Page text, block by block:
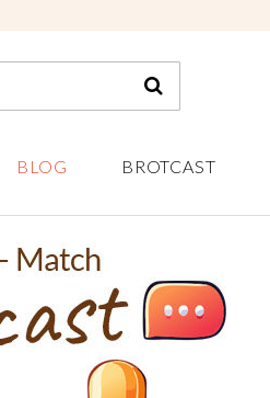
BLOG BROTCAST